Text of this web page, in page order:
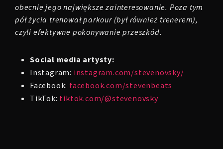
obecnie jego największe zainteresowanie. Poza tym
pół życia trenował parkour (był również trenerem),
czyli efektywne pokonywanie przeszkód.
Social media artysty:
Instagram: instagram.com/stevenovsky/
Facebook: facebook.com/stevenbeats
TikTok: tiktok.com/@stevenovsky